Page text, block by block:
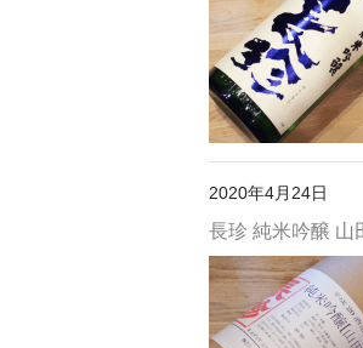
2020年4月24日
長珍 純米吟醸 山